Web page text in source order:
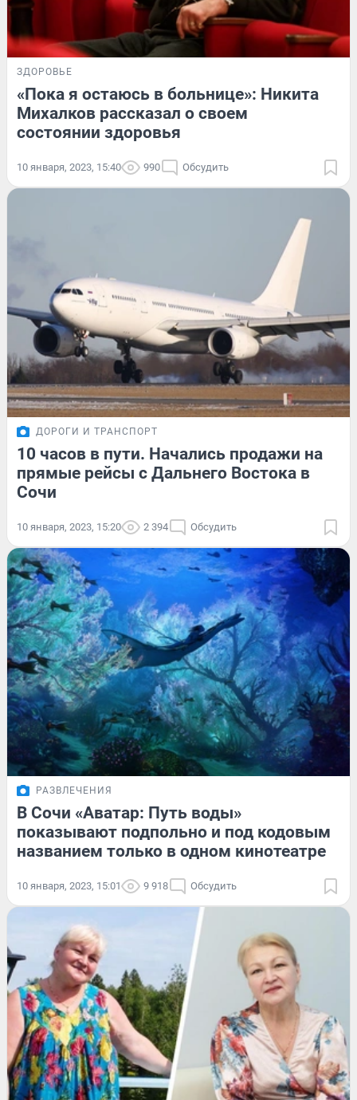
ЗДОРОВЬЕ
«Пока я остаюсь в больнице»: Никита
Михалков рассказал о своем
состоянии здоровья
10 января, 2023, 15:40 990 Обсудить
ДОРОГИ И ТРАНСПОРТ
10 часов в пути. Начались продажи на
прямые рейсы с Дальнего Востока в
Сочи
10 января, 2023, 15:20 2 394 Обсудить
РАЗВЛЕЧЕНИЯ
В Сочи «Аватар: Путь воды»
показывают подпольно и под кодовым
названием только в одном кинотеатре
10 января, 2023, 15:01 9 918 Обсудить